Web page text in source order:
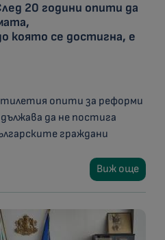
20 години опити да
която се достигна, е
опити за реформи
да не постига
граждани
Виж още